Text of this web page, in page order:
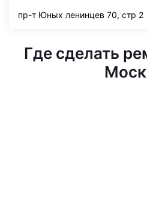
пр-т Юных ленинцев 70, стр 2
Где сделать